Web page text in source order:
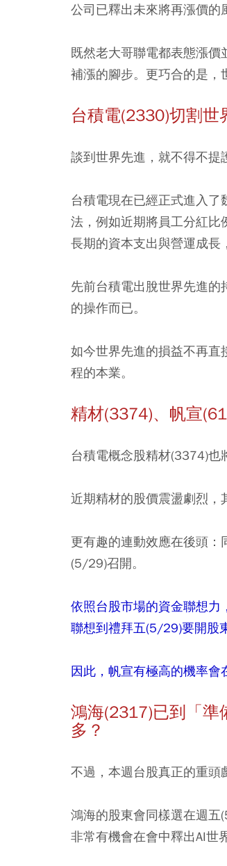
公司已釋出未來將再漲價的
既然老大哥聯電都表態漲
補漲的腳步。更巧合的是，
台積電(2330)切割世
談到世界先進，就不得不提
台積電現在已經正式進入
法，例如近期將員工分紅比
長期的資本支出與營運成長
先前台積電出脫世界先進
的操作而已。
如今世界先進的損益不再直
程的本業。
精材(3374)、帆宣
台積電概念股精材(3374)也
近期精材的股價震盪劇烈，
更有趣的連動效應在後頭
(5/29)召開。
依照台股市場的資金聯想
聯想到禮拜五(5/29)要開股
因此，帆宣有極高的機率會
鴻海(2317)已到「準
多？
不過，本週台股真正的重
鴻海的股東會同樣選在週
非常有機會在會中釋出AI世